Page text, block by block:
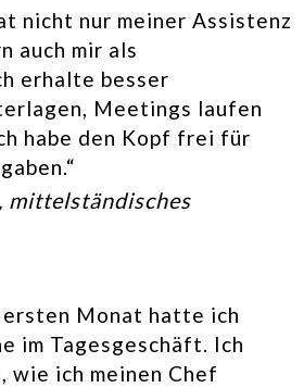
nicht nur meiner Assistenz
auch mir als
erhalte besser
Meetings laufen
habe den Kopf frei für
mittelständisches
ersten Monat hatte ich
im Tagesgeschäft. Ich
ich meinen Chef